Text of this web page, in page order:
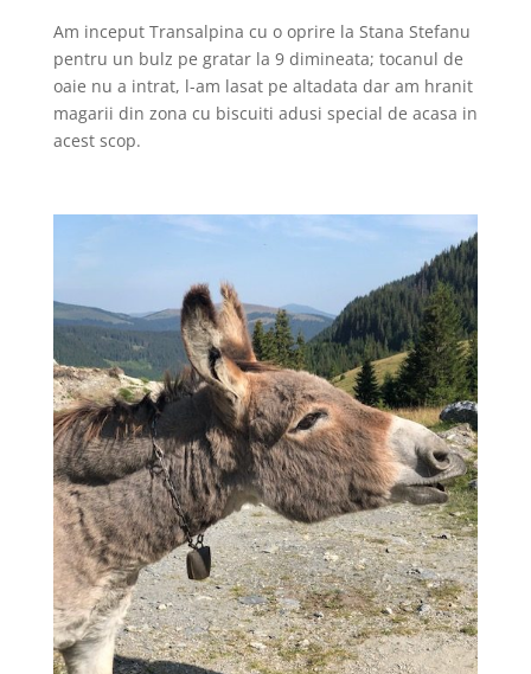
Am inceput Transalpina cu o oprire la Stana Stefanu
pentru un bulz pe gratar la 9 dimineata; tocanul de
oaie nu a intrat, l-am lasat pe altadata dar am hranit
magarii din zona cu biscuiti adusi special de acasa in
acest scop.